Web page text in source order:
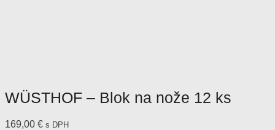
WÜSTHOF – Blok na nože 12 ks
169,00 € s DPH